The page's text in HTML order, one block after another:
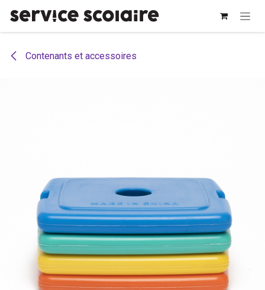
Contenants et accessoires